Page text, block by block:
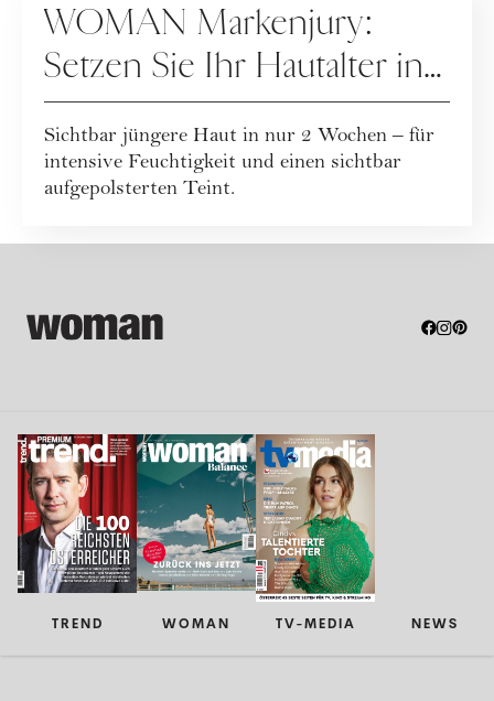
WOMAN Markenjury:
Setzen Sie Ihr Hautalter in
zwei Wochen zurück!
Sichtbar jüngere Haut in nur 2 Wochen – für
intensive Feuchtigkeit und einen sichtbar
aufgepolsterten Teint.
TREND WOMAN TV-MEDIA NEWS